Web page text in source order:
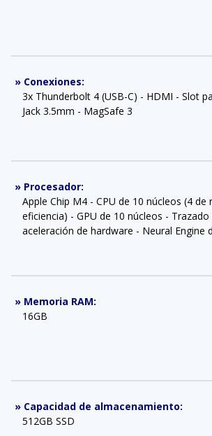
» Conexiones:
3x Thunderbolt 4 (USB-C) - HDMI - Slot
Jack 3.5mm - MagSafe 3
» Procesador:
Apple Chip M4 - CPU de 10 núcleos (4
eficiencia) - GPU de 10 núcleos -
aceleración de hardware - Neural Engine
» Memoria RAM:
16GB
» Capacidad de almacenamiento:
512GB SSD